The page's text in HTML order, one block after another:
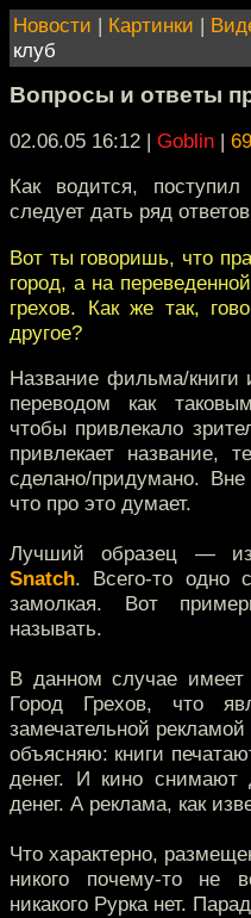
Новости | Картинки |
клуб
Вопросы и ответы
02.06.05 16:12 | Goblin |
Как водится,
следует дать ряд
Вот ты говоришь, что
город, а на
грехов. Как же так,
другое?
Название фильма/книги
переводом как
чтобы привлекало
привлекает название,
сделано/придумано.
что про это думает.
Лучший образец —
Snatch. Всего-то одно
замолкая. Вот
называть.
В данном случае
Город Грехов, что
замечательной рекламой
объясняю: книги
денег. И кино снимают
денег. А реклама, как
Что характерно,
никого почему-то не
никакого Рурка нет.